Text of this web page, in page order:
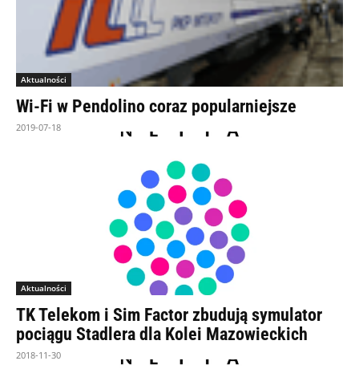
Aktualności
Wi-Fi w Pendolino coraz popularniejsze
2019-07-18
Aktualności
TK Telekom i Sim Factor zbudują symulator
pociągu Stadlera dla Kolei Mazowieckich
2018-11-30